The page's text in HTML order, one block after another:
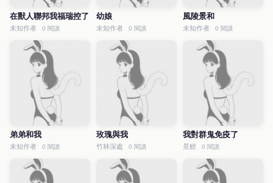
在獸人聯邦我福瑞控了
未知作者 0 閱讀
幼娘
未知作者 0 閱讀
風陵景和
未知作者 0 閱讀
弟弟和我
未知作者 0 閱讀
玫瑰與我
竹林深處 0 閱讀
我對群鬼免疫了
景鯉 0 閱讀